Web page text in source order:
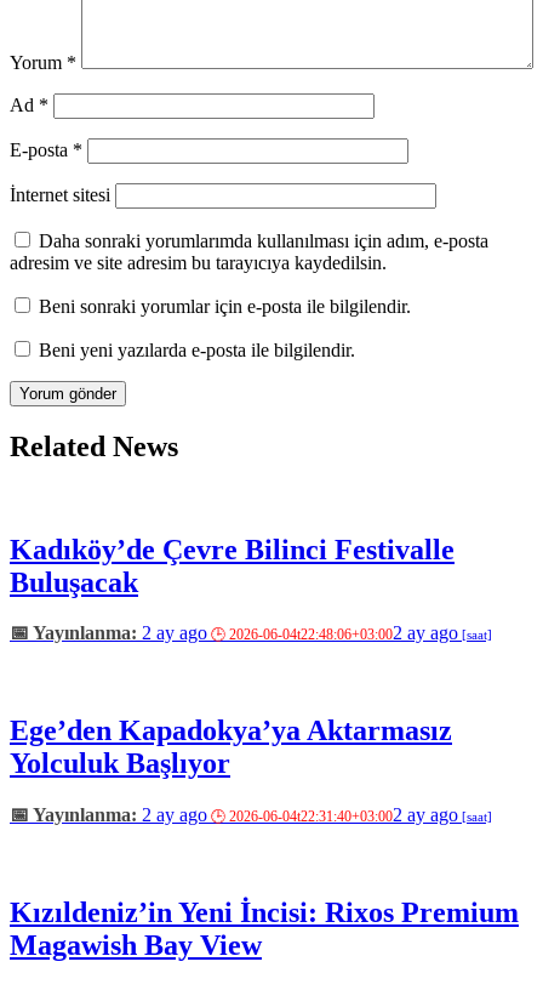
Yorum *
Ad *
E-posta *
İnternet sitesi
Daha sonraki yorumlarımda kullanılması için adım, e-posta
adresim ve site adresim bu tarayıcıya kaydedilsin.
Beni sonraki yorumlar için e-posta ile bilgilendir.
Beni yeni yazılarda e-posta ile bilgilendir.
Related News
Kadıköy’de Çevre Bilinci Festivalle
Buluşacak
2 ay ago 2 ay ago
Ege’den Kapadokya’ya Aktarmasız
Yolculuk Başlıyor
2 ay ago 2 ay ago
Kızıldeniz’in Yeni İncisi: Rixos Premium
Magawish Bay View